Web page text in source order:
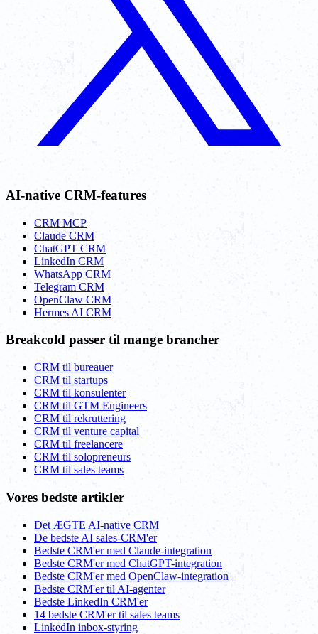
AI-native CRM-features
CRM MCP
Claude CRM
ChatGPT CRM
LinkedIn CRM
WhatsApp CRM
Telegram CRM
OpenClaw CRM
Hermes AI CRM
Breakcold passer til mange brancher
CRM til bureauer
CRM til startups
CRM til konsulenter
CRM til GTM Engineers
CRM til rekruttering
CRM til venture capital
CRM til freelancere
CRM til solopreneurs
CRM til sales teams
Vores bedste artikler
Det ÆGTE AI-native CRM
De bedste AI sales-CRM'er
Bedste CRM'er med Claude-integration
Bedste CRM'er med ChatGPT-integration
Bedste CRM'er med OpenClaw-integration
Bedste CRM'er til AI-agenter
Bedste LinkedIn CRM'er
14 bedste CRM'er til sales teams
LinkedIn inbox-styring